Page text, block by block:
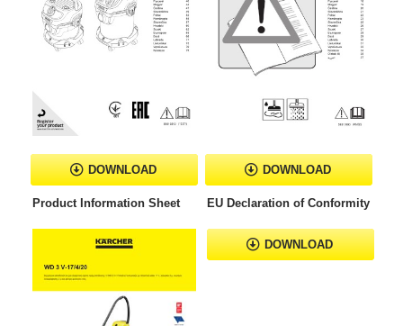
DOWNLOAD DOWNLOAD
Product Information Sheet EU Declaration of Conformity
DOWNLOAD